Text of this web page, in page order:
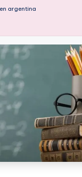
argentina